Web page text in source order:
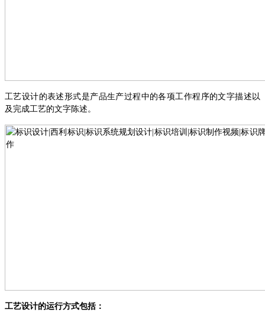
工艺设计的表述形式是产品生产过程中的各项工作程序的文字描述以
及完成工艺的文字陈述。
工艺设计的运行方式包括：